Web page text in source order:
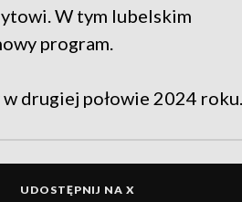
W tym lubelskim
program.
drugiej połowie 2024 roku.
UDOSTĘPNIJ NA X